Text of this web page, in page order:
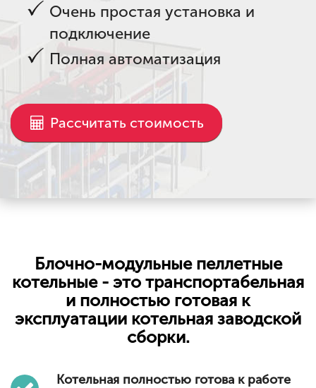
Очень простая установка и
подключение
Полная автоматизация
Рассчитать стоимость
Блочно-модульные пеллетные
котельные - это транспортабельная
и полностью готовая к
эксплуатации котельная заводской
сборки.
Котельная полностью готова к работе